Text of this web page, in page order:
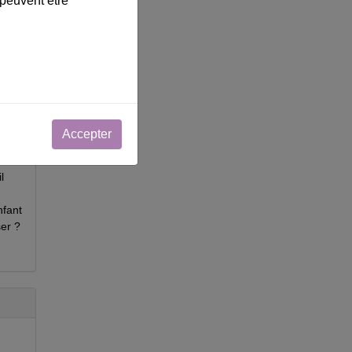
?
Accepter